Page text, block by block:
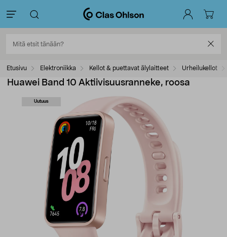
Etusivu Elektroniikka Kellot & puettavat älylaitteet Urheilukellot
Huawei Band 10 Aktiivisuusranneke, roosa
Uutuus